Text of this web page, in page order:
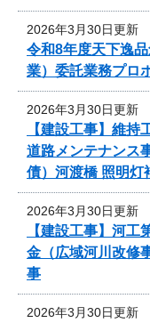
2026年3月30日更新
令和8年度天下逸
業）委託業務プロ
2026年3月30日更新
【建設工事】維
道路メンテナンス
債）河渡橋 照明灯
2026年3月30日更新
【建設工事】河工
金（広域河川改修
事
2026年3月30日更新